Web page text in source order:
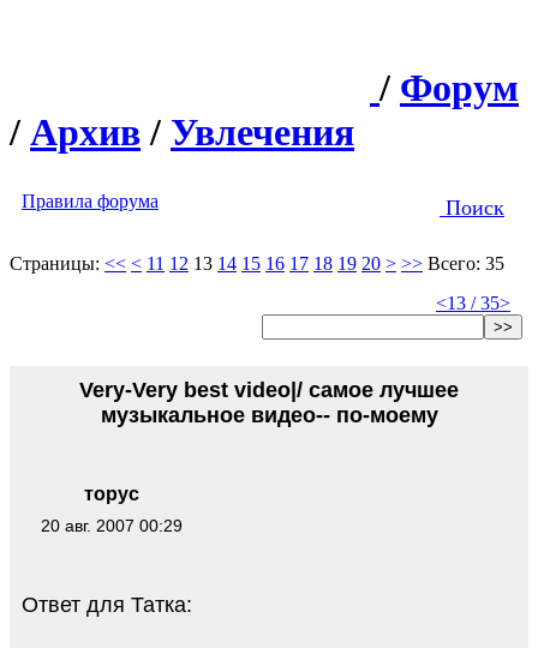
/ Форум
/ Архив / Увлечения
Правила форума Поиск
Страницы: << < 11 12 13 14 15 16 17 18 19 20 > >> Всего: 35
<13 / 35>
>>
торус
20 авг. 2007 00:29
Very-Very best video|/ самое лучшее
музыкальное видео-- по-моему
Ответ для Татка: